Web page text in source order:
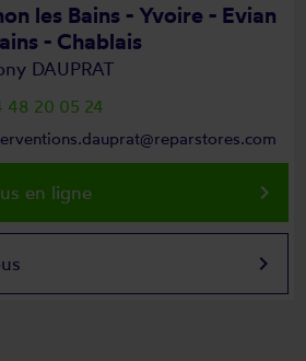
les Bains - Yvoire - Evian
- Chablais
DAUPRAT
48 20 05 24
en ligne keyboard_arrow_right
keyboard_arrow_right